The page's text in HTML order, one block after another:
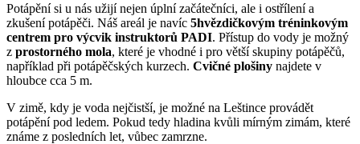
Potápění si u nás užijí nejen úplní začátečníci, ale i ostřílení a
zkušení potápěči. Náš areál je navíc 5hvězdičkovým tréninkovým
centrem pro výcvik instruktorů PADI. Přístup do vody je možný
z prostorného mola, které je vhodné i pro větší skupiny potápěčů,
například při potápěčských kurzech. Cvičné plošiny najdete v
hloubce cca 5 m.
V zimě, kdy je voda nejčistší, je možné na Leštince provádět
potápění pod ledem. Pokud tedy hladina kvůli mírným zimám, které
známe z posledních let, vůbec zamrzne.